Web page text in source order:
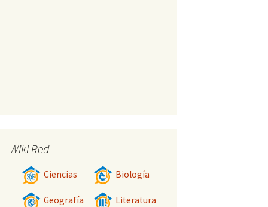
Wiki Red
Ciencias Biología
Geografía Literatura